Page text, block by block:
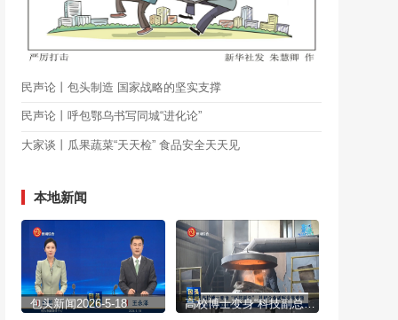
民声论丨包头制造 国家战略的坚实支撑
民声论丨呼包鄂乌书写同城“进化论”
大家谈丨瓜果蔬菜“天天检” 食品安全天天见
本地新闻
包头新闻2026-5-18 高校博士变身“科技副总” 扎根企业破解发展难题